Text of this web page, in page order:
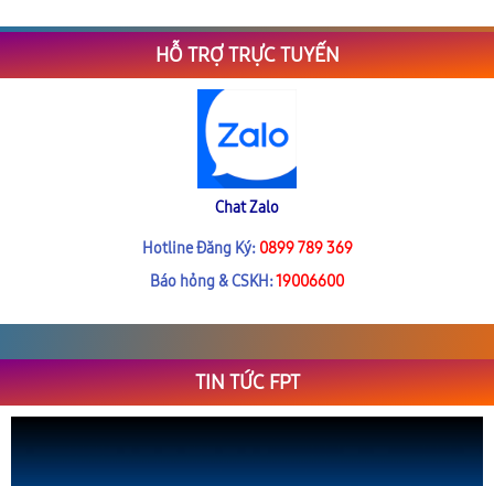
HỖ TRỢ TRỰC TUYẾN
Chat Zalo
Hotline Đăng Ký: 0899 789 369
Báo hỏng & CSKH:19006600
TIN TỨC FPT